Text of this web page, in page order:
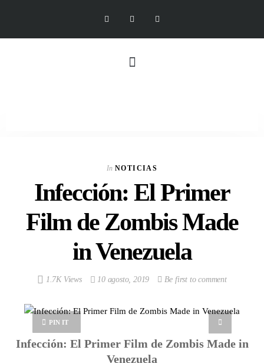
In NOTICIAS
Infección: El Primer
Film de Zombis Made
in Venezuela
1.7K Views 10 agosto, 2019 Be first to comment
PIN IT
Infección: El Primer Film de Zombis Made in
Venezuela